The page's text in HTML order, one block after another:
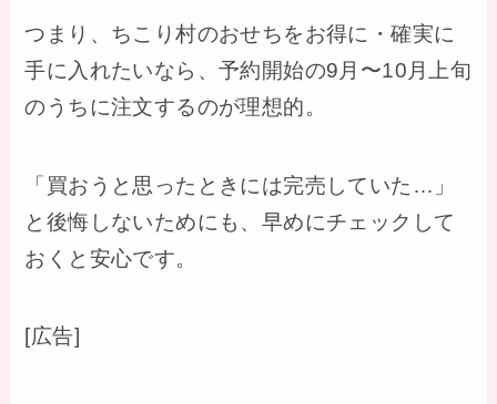
つまり、ちこり村のおせちをお得に・確実に
手に入れたいなら、予約開始の9月〜10月上旬
のうちに注文するのが理想的。
「買おうと思ったときには完売していた…」
と後悔しないためにも、早めにチェックして
おくと安心です。
[広告]